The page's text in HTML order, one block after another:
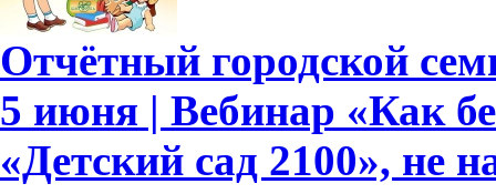
Отчётный городской
5 июня | Вебинар «Как
«Детский сад 2100», не